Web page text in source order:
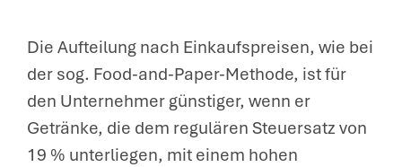
Die Aufteilung nach Einkaufspreisen, wie bei
der sog. Food-and-Paper-Methode, ist für
den Unternehmer günstiger, wenn er
Getränke, die dem regulären Steuersatz von
19 % unterliegen, mit einem hohen